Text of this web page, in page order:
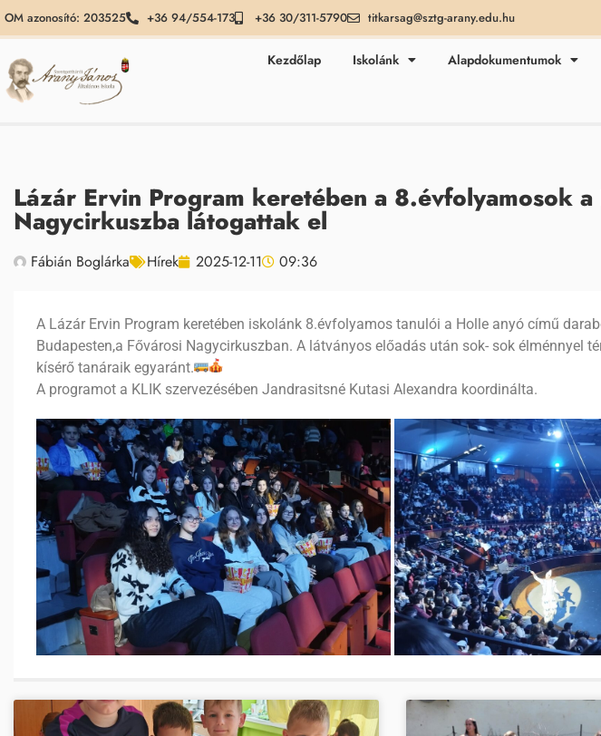
OM azonosító: 203525 +36 94/554-173 +36 30/311-5790 titkarsag@sztg-arany.edu.hu
Kezdőlap Iskolánk Alapdokumentumok
Lázár Ervin Program keretében a 8.évfolyamosok a
Nagycirkuszba látogattak el
Fábián Boglárka Hírek 2025-12-11 09:36
A Lázár Ervin Program keretében iskolánk 8.évfolyamos tanulói a Holle anyó című
Budapesten,a Fővárosi Nagycirkuszban. A látványos előadás után sok- sok élménnyel
kísérő tanáraik egyaránt.
A programot a KLIK szervezésében Jandrasitsné Kutasi Alexandra koordinálta.